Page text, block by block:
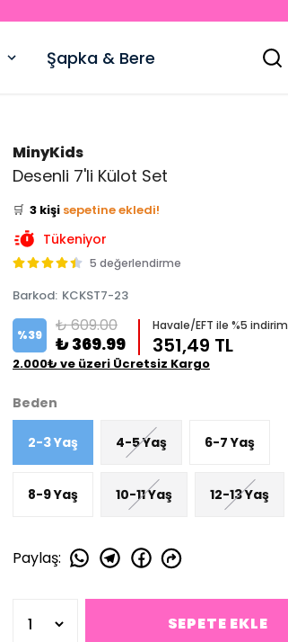
Şapka & Bere
MinyKids
Desenli 7'li Külot Set
👀 Şu an5 kişi inceliyor!
🛒 3 kişi sepetine ekledi!
✅ Bugün 1 adet
Tükeniyor
5 değerlendirme
Barkod: KCKST7-23
%39 ₺ 609.00
₺ 369.99
Havale/EFT ile %5 indirim
351,49 TL
2.000₺ ve üzeri Ücretsiz Kargo
Beden
2-3 Yaş 4-5 Yaş 6-7 Yaş
8-9 Yaş 10-11 Yaş 12-13 Yaş
Paylaş:
SEPETE EKLE